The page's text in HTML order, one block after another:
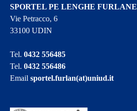
SPORTEL PE LENGHE FURLANE
Vie Petracco, 6
33100 UDIN
Tel.0432 556485
Tel.0432 556486
Emailsportel.furlan(at)uniud.it